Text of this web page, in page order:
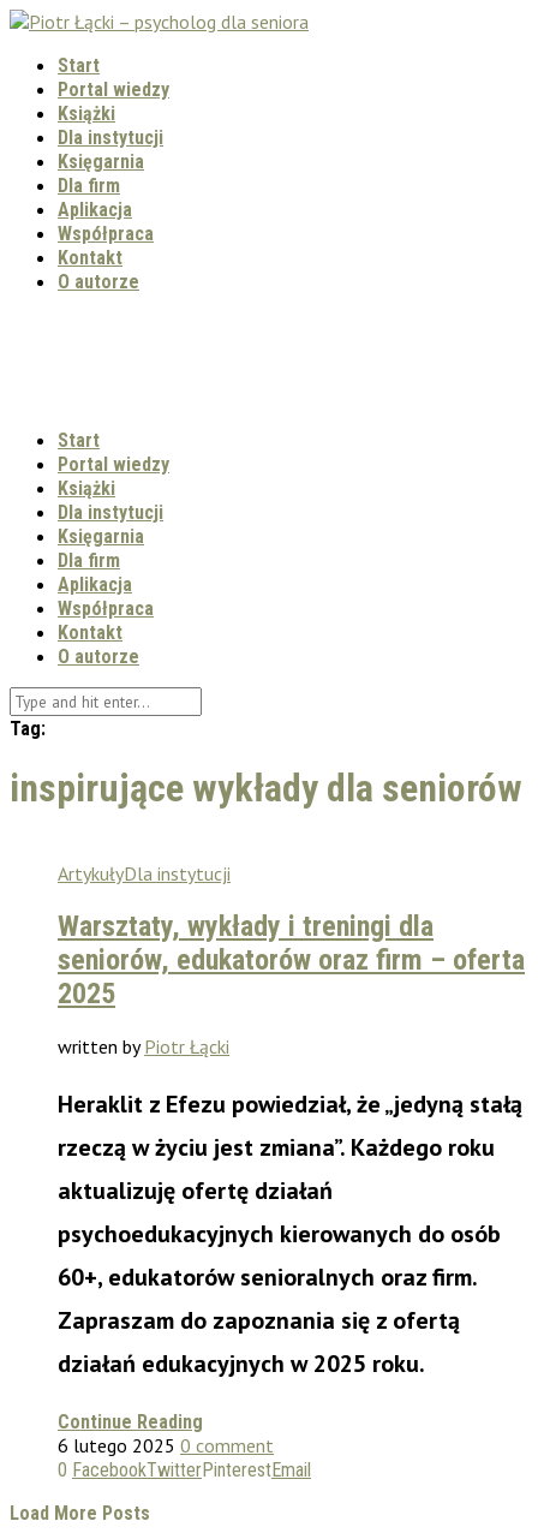
Start
Portal wiedzy
Książki
Dla instytucji
Księgarnia
Dla firm
Aplikacja
Współpraca
Kontakt
O autorze
Start
Portal wiedzy
Książki
Dla instytucji
Księgarnia
Dla firm
Aplikacja
Współpraca
Kontakt
O autorze
Tag:
inspirujące wykłady dla seniorów
ArtykułyDla instytucji
Warsztaty, wykłady i treningi dla
seniorów, edukatorów oraz firm – oferta
2025
written byPiotr Łącki
Heraklit z Efezu powiedział, że „jedyną stałą
rzeczą w życiu jest zmiana”. Każdego roku
aktualizuję ofertę działań
psychoedukacyjnych kierowanych do osób
60+, edukatorów senioralnych oraz firm.
Zapraszam do zapoznania się z ofertą
działań edukacyjnych w 2025 roku.
Continue Reading
6 lutego 2025 0 comment
0 FacebookTwitterPinterestEmail
Load More Posts